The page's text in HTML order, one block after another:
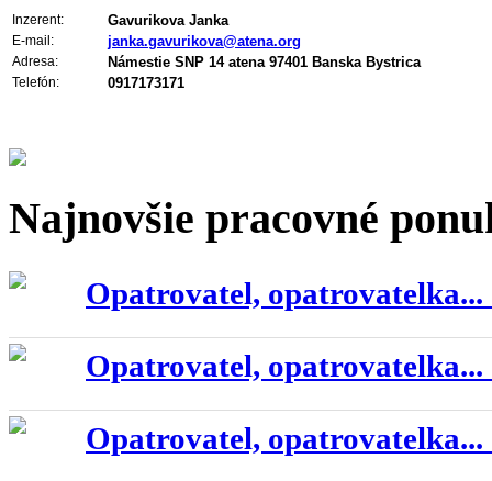
Inzerent: Gavurikova Janka
E-mail: janka.gavurikova@atena.org
Adresa: Námestie SNP 14 atena 97401 Banska Bystrica
Telefón: 0917173171
Najnovšie pracovné
Opatrovatel, opatrovatelka...